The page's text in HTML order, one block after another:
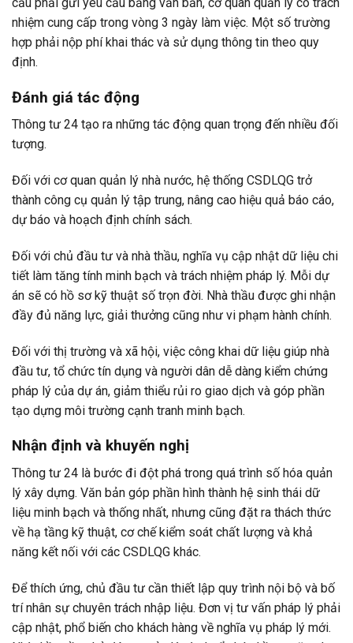
nhiệm cung cấp trong vòng 3 ngày làm việc. Một số trường
hợp phải nộp phí khai thác và sử dụng thông tin theo quy
định.
Đánh giá tác động
Thông tư 24 tạo ra những tác động quan trọng đến nhiều đối
tượng.
Đối với cơ quan quản lý nhà nước, hệ thống CSDLQG trở
thành công cụ quản lý tập trung, nâng cao hiệu quả báo cáo,
dự báo và hoạch định chính sách.
Đối với chủ đầu tư và nhà thầu, nghĩa vụ cập nhật dữ liệu chi
tiết làm tăng tính minh bạch và trách nhiệm pháp lý. Mỗi dự
án sẽ có hồ sơ kỹ thuật số trọn đời. Nhà thầu được ghi nhận
đầy đủ năng lực, giải thưởng cũng như vi phạm hành chính.
Đối với thị trường và xã hội, việc công khai dữ liệu giúp nhà
đầu tư, tổ chức tín dụng và người dân dễ dàng kiểm chứng
pháp lý của dự án, giảm thiểu rủi ro giao dịch và góp phần
tạo dựng môi trường cạnh tranh minh bạch.
Nhận định và khuyến nghị
Thông tư 24 là bước đi đột phá trong quá trình số hóa quản
lý xây dựng. Văn bản góp phần hình thành hệ sinh thái dữ
liệu minh bạch và thống nhất, nhưng cũng đặt ra thách thức
về hạ tầng kỹ thuật, cơ chế kiểm soát chất lượng và khả
năng kết nối với các CSDLQG khác.
Để thích ứng, chủ đầu tư cần thiết lập quy trình nội bộ và bố
trí nhân sự chuyên trách nhập liệu. Đơn vị tư vấn pháp lý phải
cập nhật, phổ biến cho khách hàng về nghĩa vụ pháp lý mới.